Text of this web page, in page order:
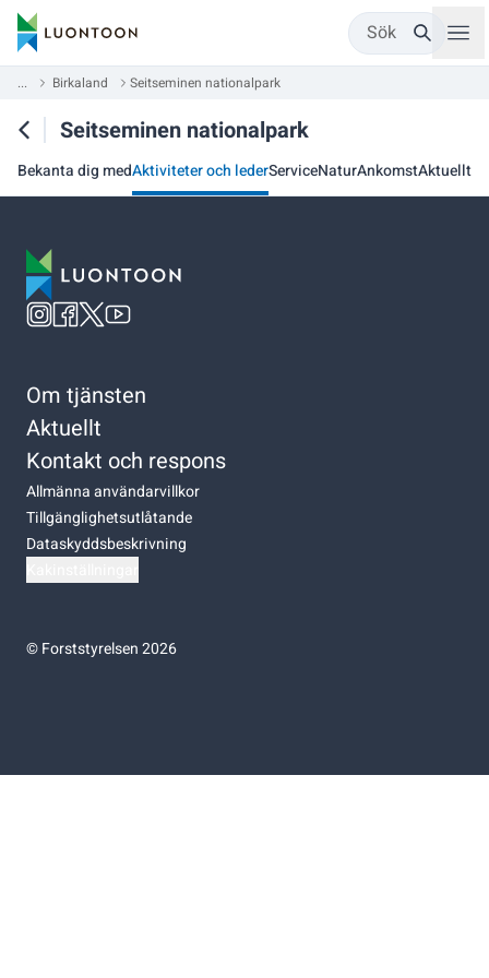
Sök
... Birkaland Seitseminen nationalpark
Seitseminen nationalpark
Bekanta dig medAktiviteter och lederServiceNaturAnkomstAktuellt
Om tjänsten
Aktuellt
Kontakt och respons
Allmänna användarvillkor
Tillgänglighetsutlåtande
Dataskyddsbeskrivning
©Forststyrelsen 2026